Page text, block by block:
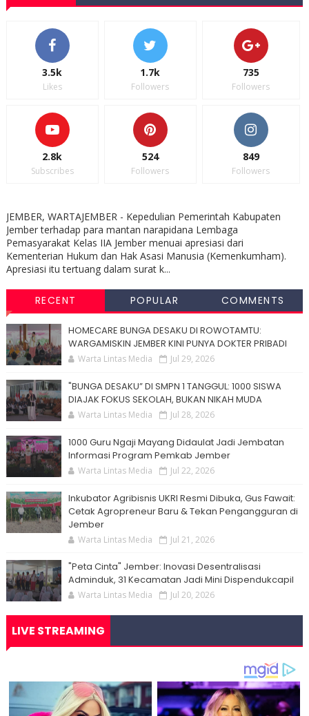
3.5k
Likes
1.7k
Followers
735
Followers
2.8k
Subscribes
524
Followers
849
Followers
JEMBER, WARTAJEMBER - Kepedulian Pemerintah Kabupaten
Jember terhadap para mantan narapidana Lembaga
Pemasyarakat Kelas IIA Jember menuai apresiasi dari
Kementerian Hukum dan Hak Asasi Manusia (Kemenkumham).
Apresiasi itu tertuang dalam surat k...
RECENT POPULAR COMMENTS
HOMECARE BUNGA DESAKU DI ROWOTAMTU:
WARGAMISKIN JEMBER KINI PUNYA DOKTER PRIBADI
Warta Lintas Media Jul 29, 2026
"BUNGA DESAKU” DI SMPN 1 TANGGUL: 1000 SISWA
DIAJAK FOKUS SEKOLAH, BUKAN NIKAH MUDA
Warta Lintas Media Jul 28, 2026
1000 Guru Ngaji Mayang Didaulat Jadi Jembatan
Informasi Program Pemkab Jember
Warta Lintas Media Jul 22, 2026
Inkubator Agribisnis UKRI Resmi Dibuka, Gus Fawait:
Cetak Agropreneur Baru & Tekan Pengangguran di
Jember
Warta Lintas Media Jul 21, 2026
"Peta Cinta" Jember: Inovasi Desentralisasi
Adminduk, 31 Kecamatan Jadi Mini Dispendukcapil
Warta Lintas Media Jul 20, 2026
LIVE STREAMING